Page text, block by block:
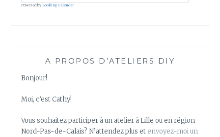
Powered byBooking Calendar
A PROPOS D’ATELIERS DIY
Bonjour!
Moi, c’est Cathy!
Vous souhaitez participer à un atelier à Lille ou en région
Nord-Pas-de-Calais? N’attendez plus et envoyez-moi un